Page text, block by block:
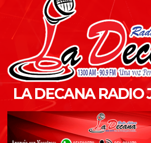
LA DECANA RADIO